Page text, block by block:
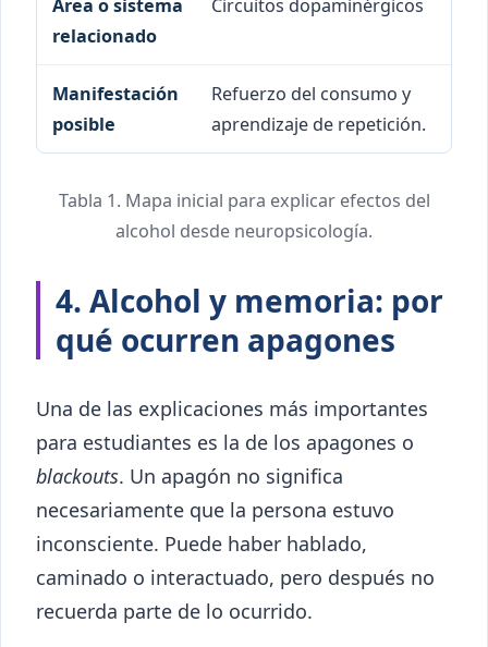
Circuitos dopaminérgicos
Refuerzo del consumo y
aprendizaje de repetición.
Tabla 1. Mapa inicial para explicar efectos del
alcohol desde neuropsicología.
4. Alcohol y memoria: por
qué ocurren apagones
Una de las explicaciones más importantes
para estudiantes es la de los apagones o
blackouts. Un apagón no significa
necesariamente que la persona estuvo
inconsciente. Puede haber hablado,
caminado o interactuado, pero después no
recuerda parte de lo ocurrido.